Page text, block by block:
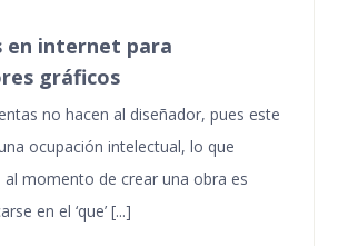
en internet para
gráficos
no hacen al diseñador, pues este
ocupación intelectual, lo que
al momento de crear una obra es
en el ‘que’ [...]